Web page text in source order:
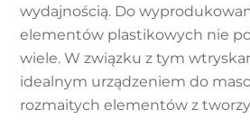
wydajnością. Do
elementów plastikowych nie
wiele. W związku z tym
idealnym urządzeniem do
rozmaitych elementów z